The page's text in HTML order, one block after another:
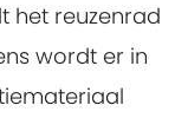
het reuzenrad
wordt er in